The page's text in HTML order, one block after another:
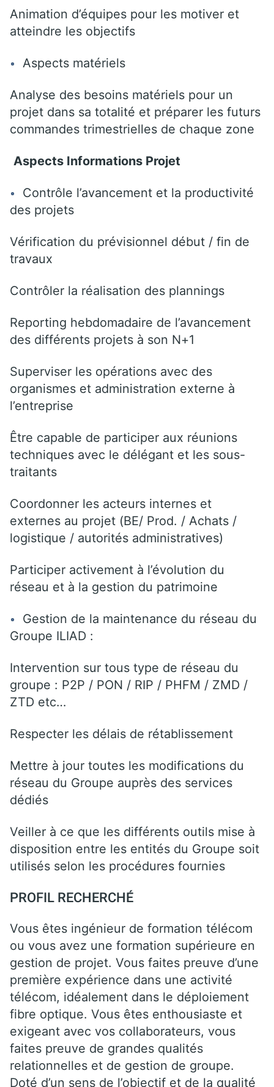
Animation d’équipes pour les motiver et
atteindre les objectifs
Aspects matériels
Analyse des besoins matériels pour un
projet dans sa totalité et préparer les futurs
commandes trimestrielles de chaque zone
Aspects Informations Projet
Contrôle l’avancement et la productivité
des projets
Vérification du prévisionnel début / fin de
travaux
Contrôler la réalisation des plannings
Reporting hebdomadaire de l’avancement
des différents projets à son N+1
Superviser les opérations avec des
organismes et administration externe à
l’entreprise
Être capable de participer aux réunions
techniques avec le délégant et les sous-
traitants
Coordonner les acteurs internes et
externes au projet (BE/ Prod. / Achats /
logistique / autorités administratives)
Participer activement à l’évolution du
réseau et à la gestion du patrimoine
Gestion de la maintenance du réseau du
Groupe ILIAD :
Intervention sur tous type de réseau du
groupe : P2P / PON / RIP / PHFM / ZMD /
ZTD etc…
Respecter les délais de rétablissement
Mettre à jour toutes les modifications du
réseau du Groupe auprès des services
dédiés
Veiller à ce que les différents outils mise à
disposition entre les entités du Groupe soit
utilisés selon les procédures fournies
PROFIL RECHERCHÉ
Vous êtes ingénieur de formation télécom
ou vous avez une formation supérieure en
gestion de projet. Vous faites preuve d’une
première expérience dans une activité
télécom, idéalement dans le déploiement
fibre optique. Vous êtes enthousiaste et
exigeant avec vos collaborateurs, vous
faites preuve de grandes qualités
relationnelles et de gestion de groupe.
Doté d’un sens de l’objectif et de la qualité